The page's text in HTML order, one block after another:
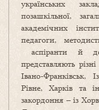
українських
позашкільної,
академічних
педагоги,
аспіранти й
представляють
Івано-
Рівне, Харків та
закордоння – із